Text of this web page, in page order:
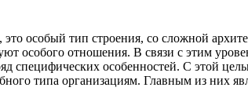
особый тип строения, со сложной
особого отношения. В связи с этим
специфических особенностей. С этой
типа организациям. Главным из них